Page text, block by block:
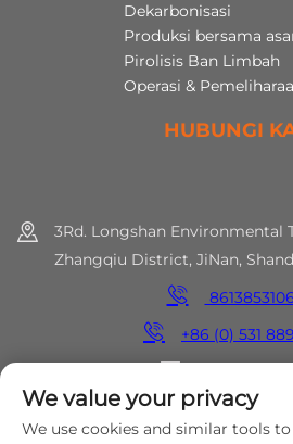
Dekarbonisasi
Produksi bersama
Pirolisis Ban Limbah
Operasi &
HUBUNGI
3Rd. Longshan Environmental
Zhangqiu District, JiNan,
+86 (0) 531
[email
We value your privacy
We use cookies and similar tools